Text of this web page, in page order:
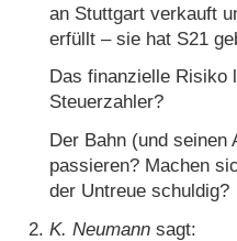
an Stuttgart verkauft
erfüllt – sie hat S21
Das finanzielle Risiko
Steuerzahler?
Der Bahn (und
passieren? Machen
der Untreue schuldig?
K. Neumann sagt: